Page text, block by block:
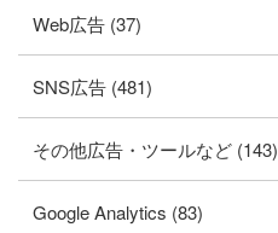
Web広告 (37)
SNS広告 (481)
その他広告・ツールなど (143)
Google Analytics (83)